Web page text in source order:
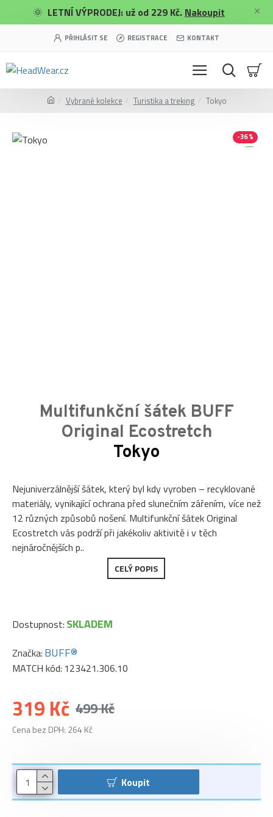
🌞 LETNÍ VÝPRODEJ: už od 229 Kč. Nakoupit
PŘIHLÁSIT SE REGISTRACE KONTAKT
Vybrané kolekce Turistika a treking Tokyo
-36 %
Multifunkční šátek BUFF
Original Ecostretch
Tokyo
Nejuniverzálnější šátek, který byl kdy vyroben – recyklované
materiály, vynikající ochrana před slunečním zářením, více než
12 různých způsobů nošení. Multifunkční šátek Original
Ecostretch vás podrží při jakékoliv aktivitě i v těch
nejnáročnějších p..
CELÝ POPIS
319 Kč 499 Kč
Cena bez DPH: 264 Kč
Dostupnost: SKLADEM
Značka: BUFF®
MATCH kód: 123421.306.10
Koupit